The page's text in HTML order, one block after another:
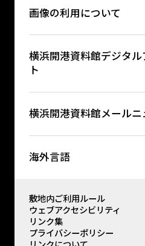
画像の利用について
横浜開港資料館デジタル
ト
横浜開港資料館メールニ
海外言語
敷地内ご利用ルール
ウェブアクセシビリティ
リンク集
プライバシーポリシー